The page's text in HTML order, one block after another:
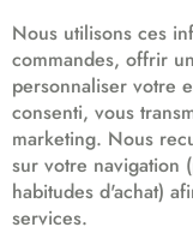
Nous utilisons ces
commandes, offrir
personnaliser votre
consenti, vous
marketing. Nous
sur votre navigation
habitudes d'achat)
services.